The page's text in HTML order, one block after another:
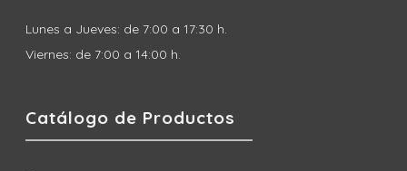
Lunes a Jueves: de 7:00 a 17:30 h.
Viernes: de 7:00 a 14:00 h.
Catálogo de Productos